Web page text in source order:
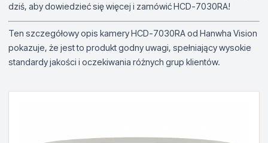
dziś, aby dowiedzieć się więcej i zamówić HCD-7030RA!
Ten szczegółowy opis kamery HCD-7030RA od Hanwha Vision
pokazuje, że jest to produkt godny uwagi, spełniający wysokie
standardy jakości i oczekiwania różnych grup klientów.